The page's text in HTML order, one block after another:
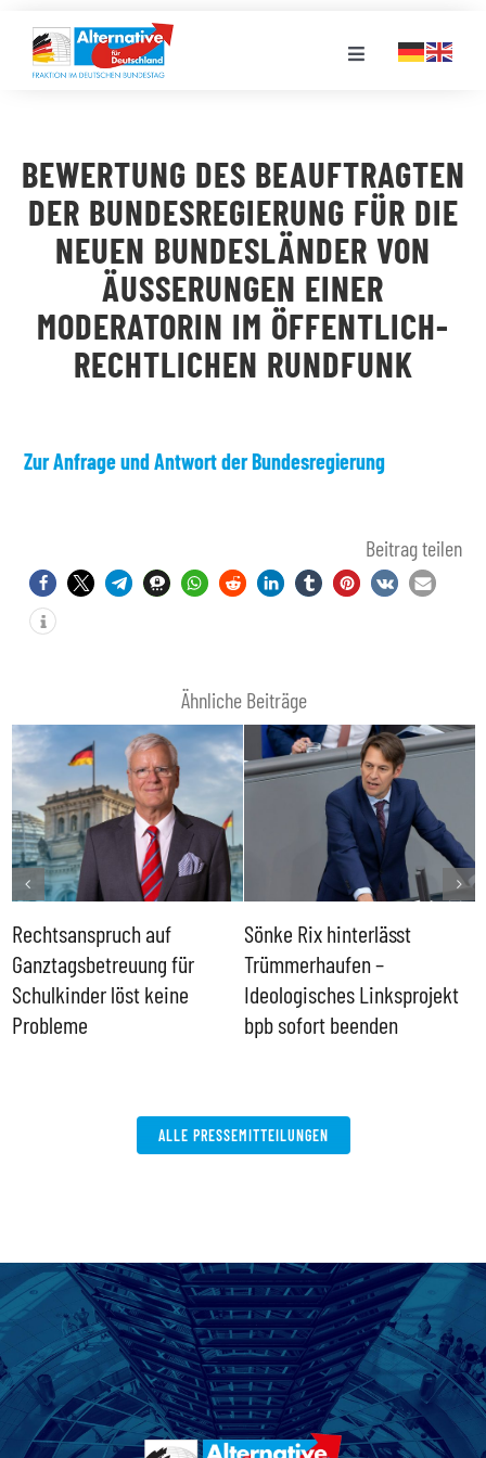
Inhalt
springen
Toggle
LANDESGRUPPEN
VERANSTALTUNGEN
PRESSE
BEWERTUNG DES BEAUFTRAGTEN
DER BUNDESREGIERUNG FÜR DIE
NEUEN BUNDESLÄNDER VON
ÄUSSERUNGEN EINER M
ODERATORIN IM ÖFFENTLICH-R
ECHTLICHEN RUNDFUNK
Zur Anfrage und Antwort der Bundesregierung
Beitrag teilen
Ähnliche Beiträge
Rechtsanspruch auf
Ganztagsbetreuung für
Schulkinder löst keine
Probleme
Sönke Rix hinterlässt
Trümmerhaufen –
Ideologisches Linksprojekt
bpb sofort beenden
ALLE PRESSEMITTEILUNGEN